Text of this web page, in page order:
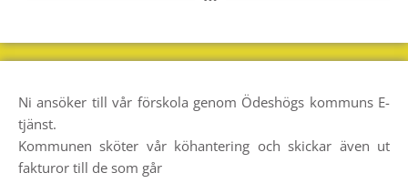
Ni ansöker till vår förskola genom Ödeshögs kommuns E-
tjänst.
Kommunen sköter vår köhantering och skickar även ut
fakturor till de som går